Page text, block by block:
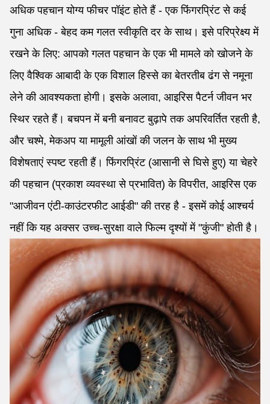
अधिक पहचान योग्य फीचर पॉइंट होते हैं - एक फिंगरप्रिंट से कई
गुना अधिक - बेहद कम गलत स्वीकृति दर के साथ। इसे परिप्रेक्ष्य में
रखने के लिए: आपको गलत पहचान के एक भी मामले को खोजने के
लिए वैश्विक आबादी के एक विशाल हिस्से का बेतरतीब ढंग से नमूना
लेने की आवश्यकता होगी। इसके अलावा, आइरिस पैटर्न जीवन भर
स्थिर रहते हैं। बचपन में बनी बनावट बुढ़ापे तक अपरिवर्तित रहती है,
और चश्मे, मेकअप या मामूली आंखों की जलन के साथ भी मुख्य
विशेषताएं स्पष्ट रहती हैं। फिंगरप्रिंट (आसानी से घिसे हुए) या चेहरे
की पहचान (प्रकाश व्यवस्था से प्रभावित) के विपरीत, आइरिस एक
"आजीवन एंटी-काउंटरफीट आईडी" की तरह है - इसमें कोई आश्चर्य
नहीं कि यह अक्सर उच्च-सुरक्षा वाले फिल्म दृश्यों में "कुंजी" होती है।